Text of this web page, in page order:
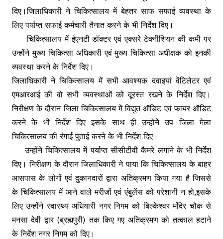
दिए।जिलाधिकारी ने चिकित्सालय में बेहतर साफ सफाई व्यवस्था के
लिए पर्याप्त सफाई कर्मचारी तैनात करने के भी निर्देश दिए।
चिकित्सालय में ईएनटी डॉक्टर एवं एक्सरे टेक्नीशियन की कमी पर
उन्होंने मुख्य चिकित्सा अधिकारी एवं मुख्य चिकित्सा अधीक्षक को इनकी
व्यवस्था करने के निर्देश दिए।
जिलाधिकारी ने चिकित्सालय में सभी आवश्यक दवाइयां वेंटिलेटर एवं
एमआरआई की वो सभी व्यवस्थाओं को दूरस्त रखने के निर्देश दिए।
निरीक्षण के दौरान जिला चिकित्सालय में विद्युत ऑडिट एवं फायर ऑडिट
करने के भी निर्देश दिए इसके साथ ही उन्होंने उप जिला मेला
चिकित्सालय की रंगाई पुताई करने के भी निर्देश दिए।
उन्होंने चिकित्सालय में पर्याप्त सीसीटीवी कैमरे लगाने के भी निर्देश
दिए। निरीक्षण के दौरान जिलाधिकारी ने पाया कि चिकित्सालय के बाहर
आसपास के लोगों एवं दुकानदारों द्वारा अतिक्रमण किया गया है जिससे
के चिकित्सालय में आने वाले मरीजों एवं एंबुलेंस को परेशानी न हो,इसके
लिए उन्होंने स्वास्थ्य अधियारी नगर निगम को बिल्केश्वर मंदिर चौक से
मनसा देवी द्वार (ब्रह्मपुरी) तक किए गए अतिक्रमण को तत्काल हटाने
के निर्देश नगर निगम को दिए।